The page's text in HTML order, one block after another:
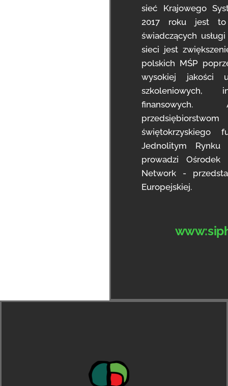
sieć Krajowego
2017 roku jest
świadczących
sieci jest
polskich MŚP
wysokiej jakości
szkoleniowych,
finansowych.
świętokrzyskiego
Jednolitym Rynku
prowadzi Ośrodek
Network -
Europejskiej.